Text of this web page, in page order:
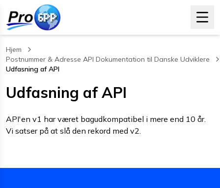
Hjem
Postnummer & Adresse API Dokumentation til Danske Udviklere
Udfasning af API
, current page
Udfasning af API
API'en v1 har været bagudkompatibel i mere end 10 år.
Vi satser på at slå den rekord med v2.